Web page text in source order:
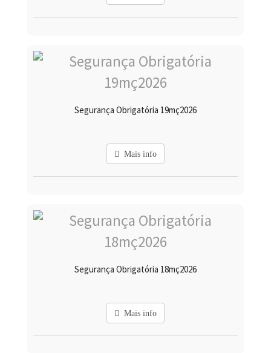
Segurança Obrigatória 19mç2026
Mais info
Segurança Obrigatória 18mç2026
Mais info